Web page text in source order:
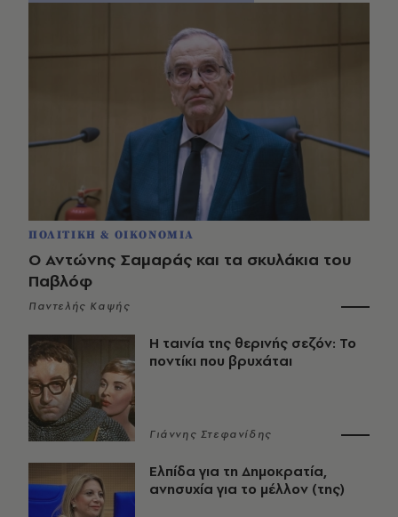
ΠΟΛΙΤΙΚΗ & ΟΙΚΟΝΟΜΙΑ
Ο Αντώνης Σαμαράς και τα σκυλάκια του
Παβλόφ
Παντελής Καψής
Η ταινία της θερινής σεζόν: Το
ποντίκι που βρυχάται
Γιάννης Στεφανίδης
Ελπίδα για τη Δημοκρατία,
ανησυχία για το μέλλον (της)